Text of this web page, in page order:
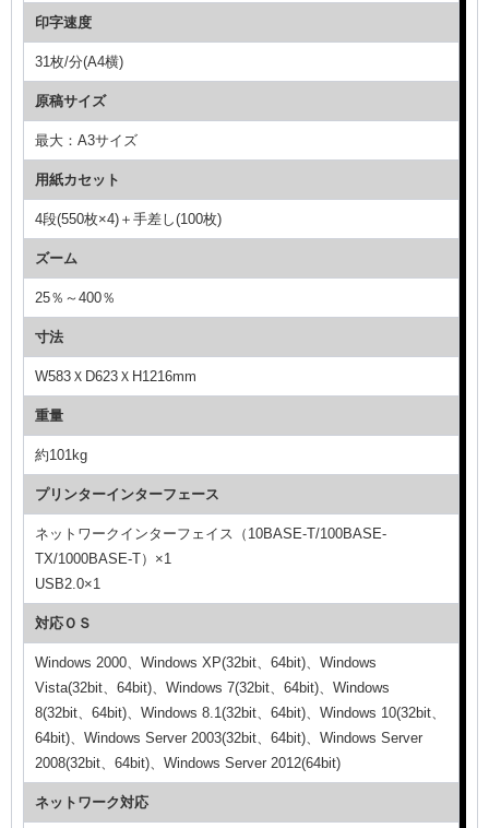
印字速度
31枚/分(A4横)
原稿サイズ
最大：A3サイズ
用紙カセット
4段(550枚×4)＋手差し(100枚)
ズーム
25％～400％
寸法
W583ＸD623ＸH1216mm
重量
約101kg
プリンターインターフェース
ネットワークインターフェイス（10BASE-T/100BASE-
TX/1000BASE-T）×1
USB2.0×1
対応ＯＳ
Windows 2000、Windows XP(32bit、64bit)、Windows
Vista(32bit、64bit)、Windows 7(32bit、64bit)、Windows
8(32bit、64bit)、Windows 8.1(32bit、64bit)、Windows 10(32bit、
64bit)、Windows Server 2003(32bit、64bit)、Windows Server
2008(32bit、64bit)、Windows Server 2012(64bit)
ネットワーク対応